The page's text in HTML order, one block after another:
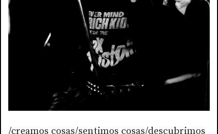
/creamos cosas/sentimos cosas/descubrimos